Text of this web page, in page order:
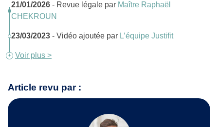
21/01/2026 - Revue légale par Maître Raphaël
CHEKROUN
23/03/2023 - Vidéo ajoutée par L’équipe Justifit
Voir plus >
Article revu par :